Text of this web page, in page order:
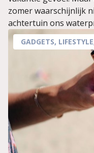
zomer waarschijnlijk
achtertuin ons
GADGETS, LIFESTYLE